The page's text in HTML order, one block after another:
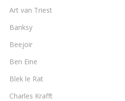
Art van Triest
Banksy
Beejoir
Ben Eine
Blek le Rat
Charles Krafft